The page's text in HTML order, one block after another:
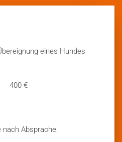
eines Hundes
400 €
nach Absprache.